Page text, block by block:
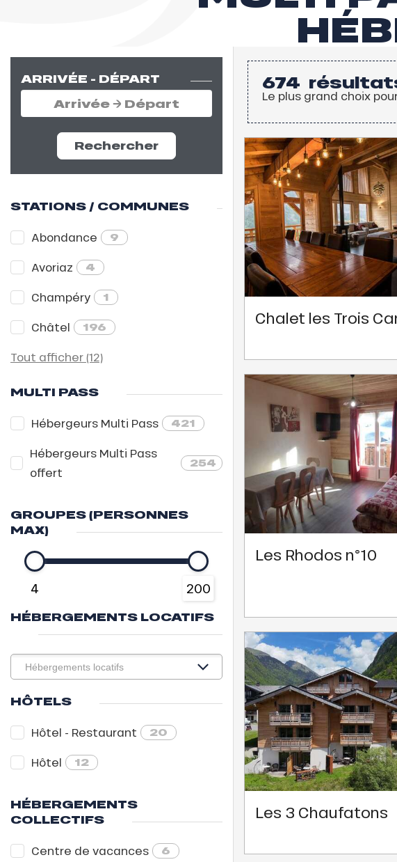
ARRIVÉE - DÉPART
Rechercher
STATIONS / COMMUNES
Abondance 9
Avoriaz 4
Champéry 1
Châtel 196
Tout afficher (12)
MULTI PASS
Hébergeurs Multi Pass 421
Hébergeurs Multi Pass
offert
254
GROUPES (PERSONNES
MAX)
4 200
HÉBERGEMENTS LOCATIFS
HÔTELS
Hôtel - Restaurant 20
Hôtel 12
HÉBERGEMENTS
COLLECTIFS
Centre de vacances 6
674
Le plus grand choix
Chalet les Trois
Les Rhodos n°10
Les 3 Chaufatons